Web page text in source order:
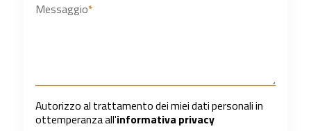
Messaggio*
Autorizzo al trattamento dei miei dati personali in
ottemperanza all'informativa privacy